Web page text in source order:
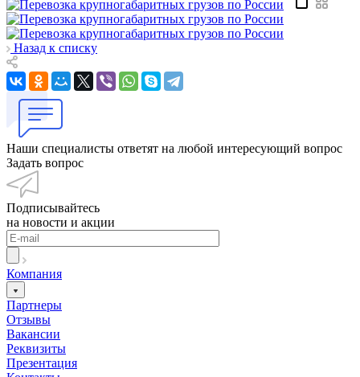
Назад к списку
Наши специалисты ответят на любой интересующий вопрос
Задать вопрос
Подписывайтесь
на новости и акции
Компания
Партнеры
Отзывы
Вакансии
Реквизиты
Презентация